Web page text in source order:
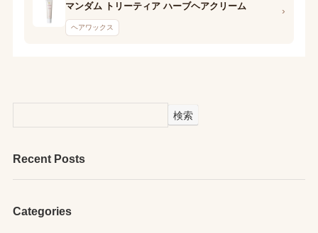
マンダム トリーティア ハーブヘアクリーム
ヘアワックス
›
検索
Recent Posts
Categories